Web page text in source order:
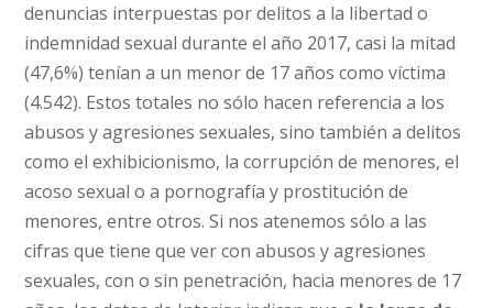
denuncias interpuestas por delitos a la libertad o
indemnidad sexual durante el año 2017, casi la mitad
(47,6%) tenían a un menor de 17 años como víctima
(4.542). Estos totales no sólo hacen referencia a los
abusos y agresiones sexuales, sino también a delitos
como el exhibicionismo, la corrupción de menores, el
acoso sexual o a pornografía y prostitución de
menores, entre otros. Si nos atenemos sólo a las
cifras que tiene que ver con abusos y agresiones
sexuales, con o sin penetración, hacia menores de 17